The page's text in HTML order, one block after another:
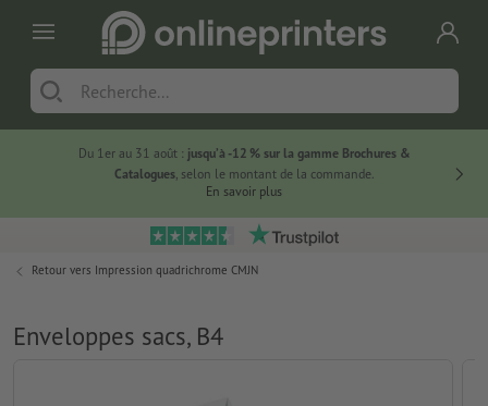
Du 1er au 31 août : jusqu’à -12 % sur la gamme Brochures &
Catalogues, selon le montant de la commande.
En savoir plus
Retour vers Impression quadrichrome CMJN
Enveloppes sacs, B4